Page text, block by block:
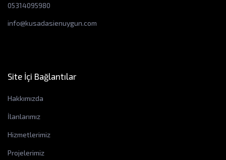
05314095980
info@kusadasienuygun.com
Site İçi Bağlantılar
Hakkımızda
İlanlarımız
Hizmetlerimiz
Projelerimiz